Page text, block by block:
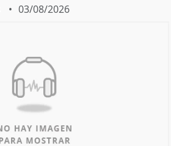
03/08/2026